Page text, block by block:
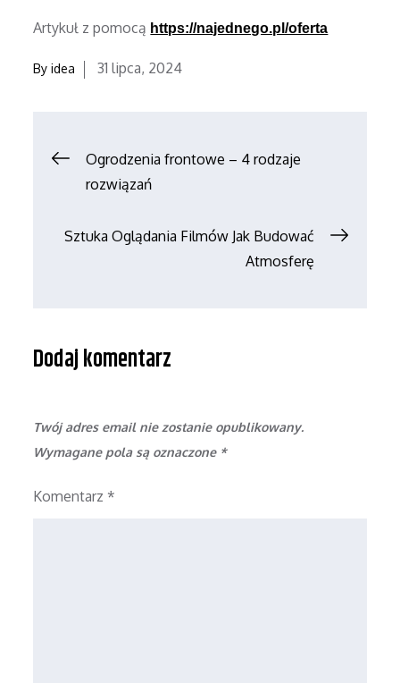
Artykuł z pomocą https://najednego.pl/oferta
Byidea
Posted
31 lipca, 2024
Nawigacja
wpisu
Ogrodzenia frontowe – 4 rodzaje
rozwiązań
Sztuka Oglądania Filmów Jak Budować
Atmosferę
Dodaj komentarz
Twój adres email nie zostanie opublikowany.
Wymagane pola są oznaczone *
Komentarz *